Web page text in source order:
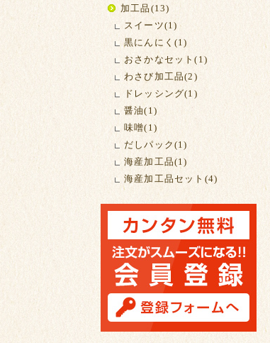
加工品(13)
スイーツ(1)
黒にんにく(1)
おさかなセット(1)
わさび加工品(2)
ドレッシング(1)
醤油(1)
味噌(1)
だしパック(1)
海産加工品(1)
海産加工品セット(4)